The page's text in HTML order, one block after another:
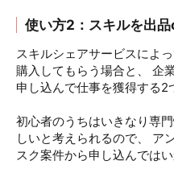
使い方2：スキルを出
スキルシェアサービスによ
購入してもらう場合と、 企
申し込んで仕事を獲得する2
初心者のうちはいきなり専
しいと考えられるので、 ア
スク案件から申し込んでは